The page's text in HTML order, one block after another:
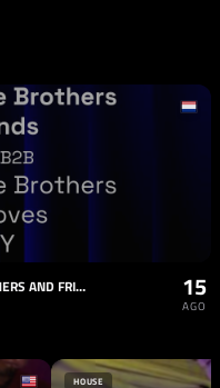
TOFFLER PRESENTS THE FUNKMOORE BROTHERS AND FRIENDS 15
AGO
HOUSE